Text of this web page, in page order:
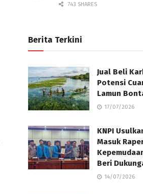
743 SHARES
Berita Terkini
Jual Beli
Potensi
Lamun
17/07/2026
KNPI
Masuk
Beri
14/07/2026